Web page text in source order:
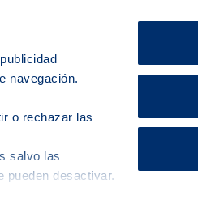
navegación.
o rechazar las
salvo las
pueden desactivar.
CA
Ciudad